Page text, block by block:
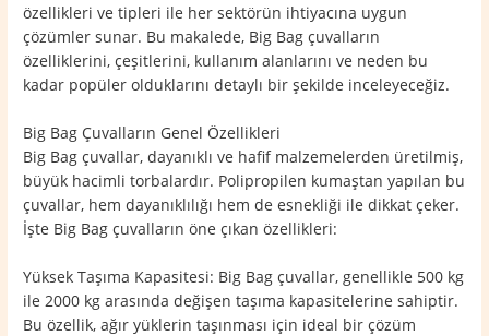
özellikleri ve tipleri ile her sektörün ihtiyacına uygun
çözümler sunar. Bu makalede, Big Bag çuvalların
özelliklerini, çeşitlerini, kullanım alanlarını ve neden bu
kadar popüler olduklarını detaylı bir şekilde inceleyeceğiz.
Big Bag Çuvalların Genel Özellikleri
Big Bag çuvallar, dayanıklı ve hafif malzemelerden üretilmiş,
büyük hacimli torbalardır. Polipropilen kumaştan yapılan bu
çuvallar, hem dayanıklılığı hem de esnekliği ile dikkat çeker.
İşte Big Bag çuvalların öne çıkan özellikleri:
Yüksek Taşıma Kapasitesi: Big Bag çuvallar, genellikle 500 kg
ile 2000 kg arasında değişen taşıma kapasitelerine sahiptir.
Bu özellik, ağır yüklerin taşınması için ideal bir çözüm